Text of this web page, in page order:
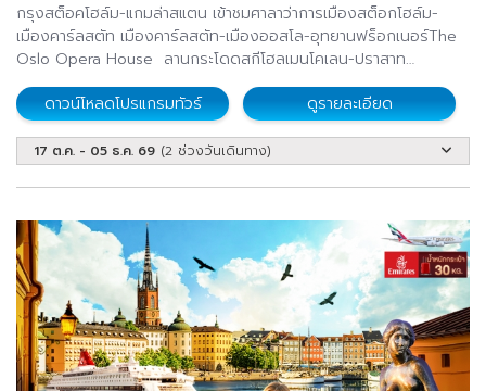
กรุงสต็อคโฮล์ม-แกมล่าสแตน เข้าชมศาลาว่าการเมืองสต็อกโฮล์ม-
เมืองคาร์ลสตัท เมืองคาร์ลสตัท-เมืองออสโล-อุทยานฟร็อกเนอร์The
Oslo Opera House ลานกระโดดสกีโฮลเมนโคเลน-ปราสาท
Akershus ศาลาว่าการเมืองออสโล-เรือสำราญ Go Nordic Cruise
ดาวน์โหลดโปรแกรมทัวร์
ดูรายละเอียด
17 ต.ค. - 05 ธ.ค. 69 (2 ช่วงวันเดินทาง)